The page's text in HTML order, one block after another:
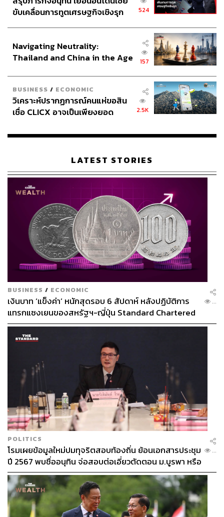
ขับเคลื่อนการทูตเศรษฐกิจเชิงรุก
524
Navigating Neutrality:
Thailand and China in the Age
157
BUSINESS / ECONOMIC
วิเคราะห์ปรากฏการณ์คนแห่ขอสิน
เชื่อ CLICX อาจเป็นเพียงยอด
เรือนไทยที่ถูกซุกไว้
2.5K
LATEST STORIES
BUSINESS / ECONOMIC
เงินบาท ‘แข็งค่า’ หนักสุดรอบ 6 สัปดาห์ หลังปฏิบัติการ
แทรกแซงเยนของสหรัฐฯ-ญี่ปุ่น Standard Chartered
เปิดเป้าสิ้นปีนี้จ่อแข็งต่อแตะ 32.50 บาทต่อดอลลาร์
...
POLITICS
โรมเผยข้อมูลใหม่ปมทุจริตสอบท้องถิ่น ย้อนเอกสารประชุม
ปี 2567 พบชื่ออนุทิน จ่อสอบต่อเอี่ยวตัดตอน ม.บูรพา หรือ
ไม่
...